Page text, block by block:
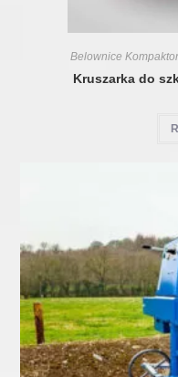
Belownice
Kruszarka do